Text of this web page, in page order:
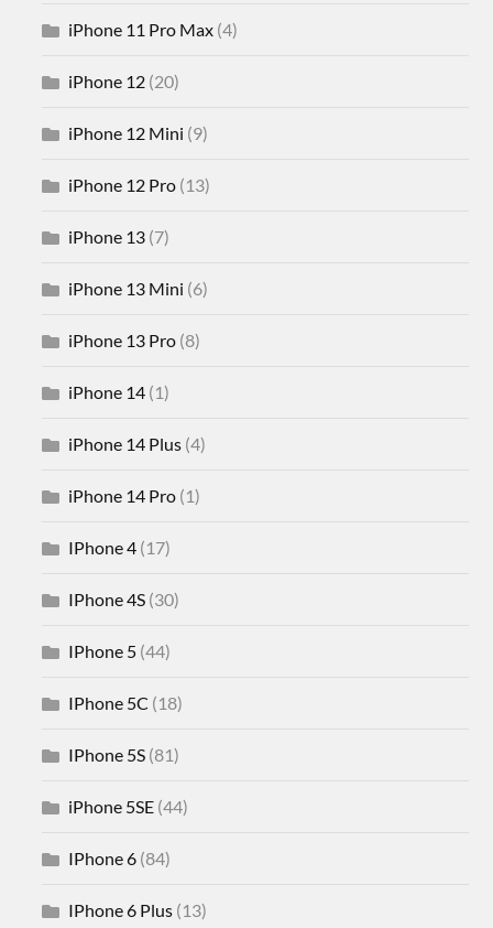
iPhone 11 Pro Max (4)
iPhone 12 (20)
iPhone 12 Mini (9)
iPhone 12 Pro (13)
iPhone 13 (7)
iPhone 13 Mini (6)
iPhone 13 Pro (8)
iPhone 14 (1)
iPhone 14 Plus (4)
iPhone 14 Pro (1)
IPhone 4 (17)
IPhone 4S (30)
IPhone 5 (44)
IPhone 5C (18)
IPhone 5S (81)
iPhone 5SE (44)
IPhone 6 (84)
IPhone 6 Plus (13)